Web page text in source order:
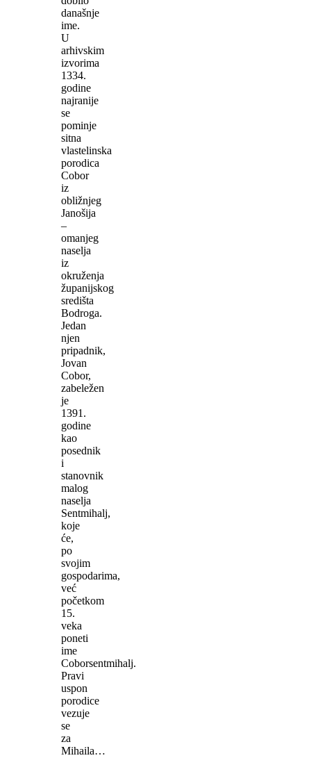
današnje
ime.
U
arhivskim
izvorima
1334.
godine
najranije
se
pominje
sitna
vlastelinska
porodica
Cobor
iz
obližnjeg
Janošija
–
omanjeg
naselja
iz
okruženja
županijskog
središta
Bodroga.
Jedan
njen
pripadnik,
Jovan
Cobor,
zabeležen
je
1391.
godine
kao
posednik
i
stanovnik
malog
naselja
Sentmihalj,
koje
će,
po
svojim
gospodarima,
već
početkom
15.
veka
poneti
ime
Coborsentmihalj.
Pravi
uspon
porodice
vezuje
se
za
Mihaila…